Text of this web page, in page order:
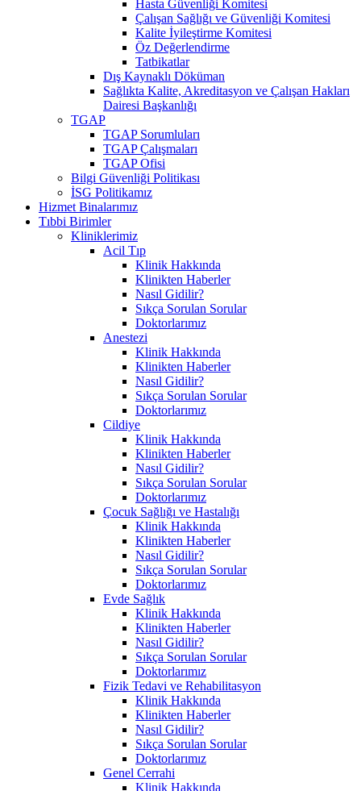
Hasta Güvenliği Komitesi
Çalışan Sağlığı ve Güvenliği Komitesi
Kalite İyileştirme Komitesi
Öz Değerlendirme
Tatbikatlar
Dış Kaynaklı Döküman
Sağlıkta Kalite, Akreditasyon ve Çalışan Hakları
Dairesi Başkanlığı
TGAP
TGAP Sorumluları
TGAP Çalışmaları
TGAP Ofisi
Bilgi Güvenliği Politikası
İSG Politikamız
Hizmet Binalarımız
Tıbbi Birimler
Kliniklerimiz
Acil Tıp
Klinik Hakkında
Klinikten Haberler
Nasıl Gidilir?
Sıkça Sorulan Sorular
Doktorlarımız
Anestezi
Klinik Hakkında
Klinikten Haberler
Nasıl Gidilir?
Sıkça Sorulan Sorular
Doktorlarımız
Cildiye
Klinik Hakkında
Klinikten Haberler
Nasıl Gidilir?
Sıkça Sorulan Sorular
Doktorlarımız
Çocuk Sağlığı ve Hastalığı
Klinik Hakkında
Klinikten Haberler
Nasıl Gidilir?
Sıkça Sorulan Sorular
Doktorlarımız
Evde Sağlık
Klinik Hakkında
Klinikten Haberler
Nasıl Gidilir?
Sıkça Sorulan Sorular
Doktorlarımız
Fizik Tedavi ve Rehabilitasyon
Klinik Hakkında
Klinikten Haberler
Nasıl Gidilir?
Sıkça Sorulan Sorular
Doktorlarımız
Genel Cerrahi
Klinik Hakkında